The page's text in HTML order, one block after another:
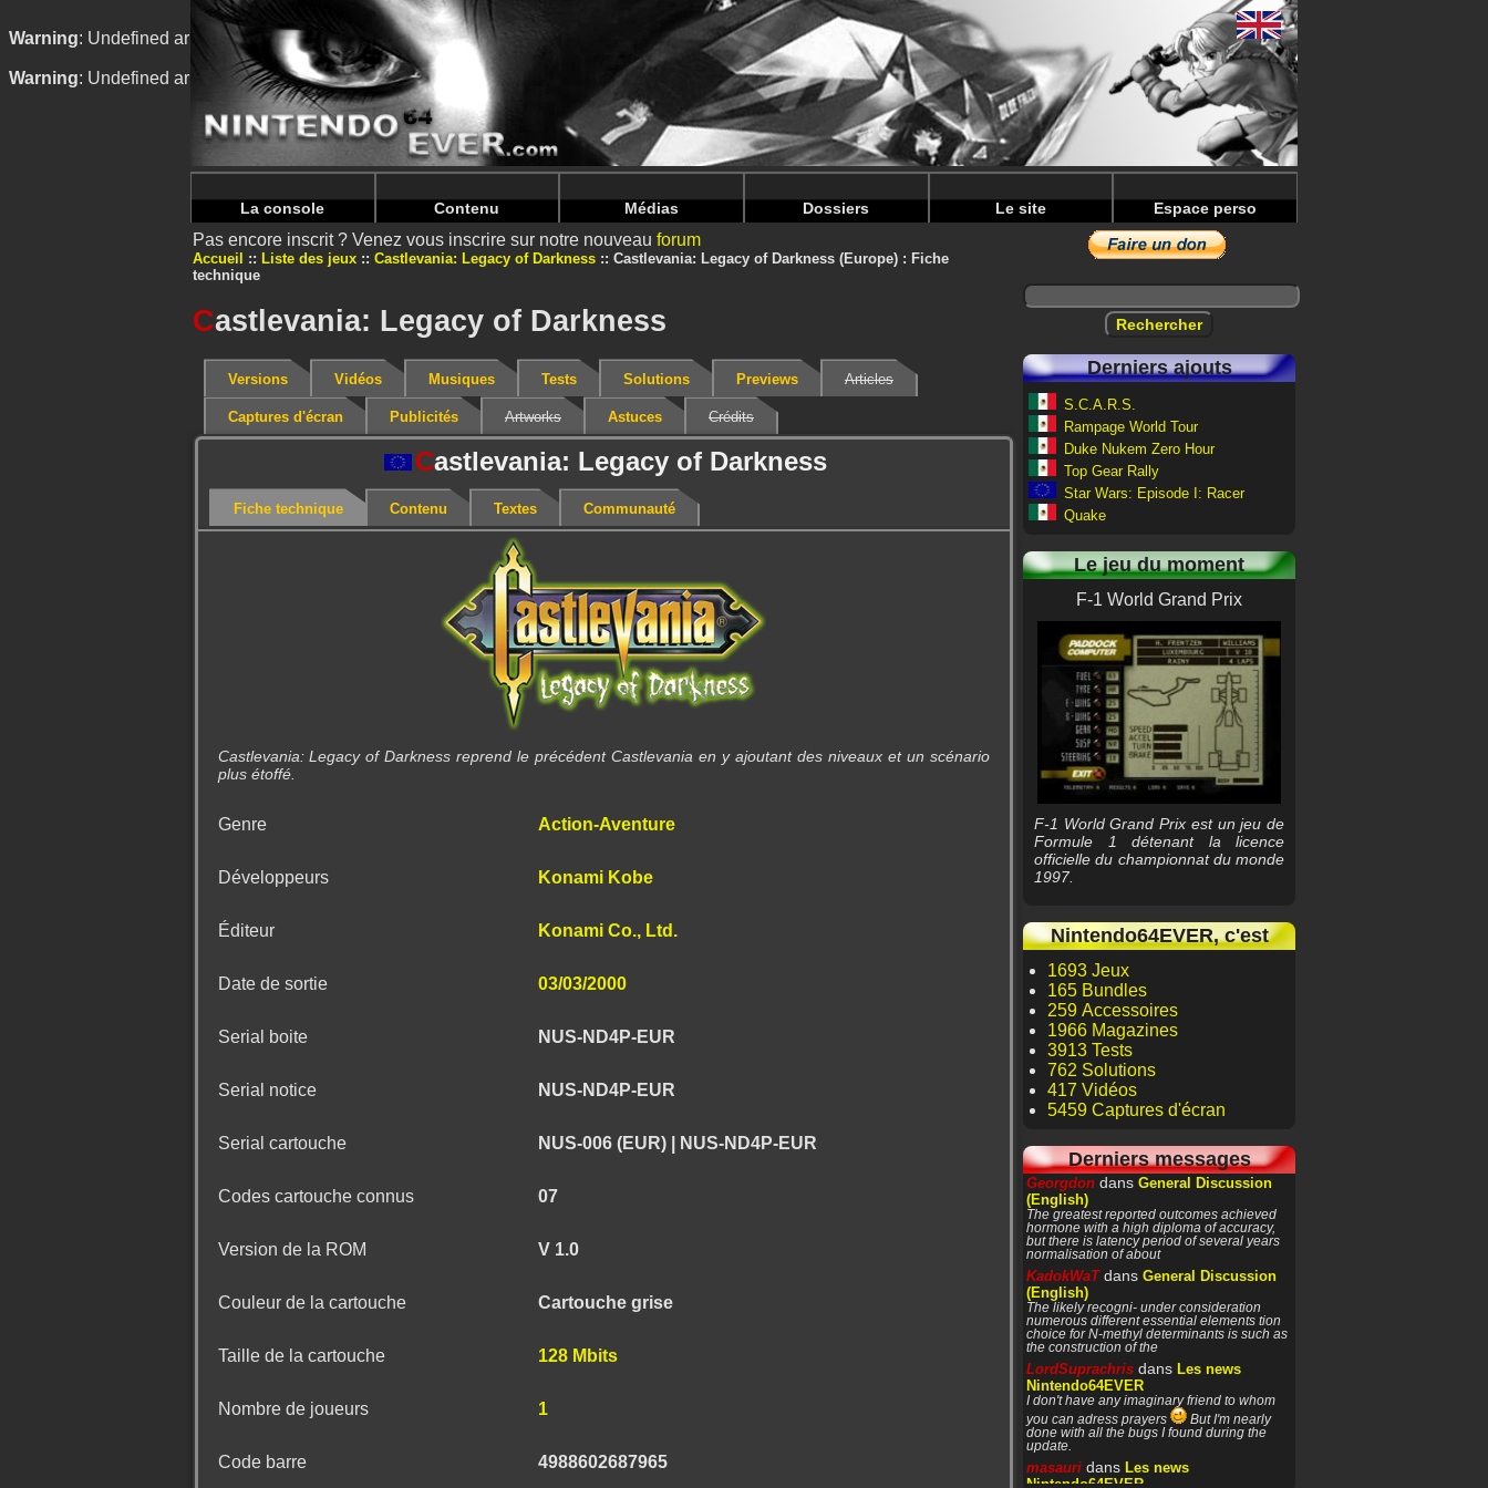
Warning: Undefined array key "HTTP_REFERER" in/home/nintendoju/www/Jeu-V2.phpon line 68
Warning: Undefined array key "HTTP_REFERER" in/home/nintendoju/www/Jeu-V2.phpon line72
La console Contenu Médias Dossiers Le site Espace perso
Pas encore inscrit ? Venez vous inscrire sur notre nouveau forum
Accueil Liste des jeux Castlevania: Legacy of Darkness
Castlevania: Legacy of Darkness (Europe) : Fiche
technique
Castlevania: Legacy of Darkness
Versions Vidéos Musiques Tests Solutions Previews Articles
Captures d'écran Publicités Artworks Astuces Crédits
Castlevania: Legacy of Darkness
Fiche technique Contenu Textes Communauté
Castlevania: Legacy of Darkness reprend le précédent Castlevania en y ajoutant des niveaux et un scénario
plus étoffé.
Genre Action-Aventure
Développeurs Konami Kobe
Éditeur Konami Co., Ltd.
Date de sortie 03/03/2000
Serial boite NUS-ND4P-EUR
Serial notice NUS-ND4P-EUR
Serial cartouche NUS-006 (EUR) | NUS-ND4P-EUR
Codes cartouche connus 07
Version de la ROM V 1.0
Couleur de la cartouche Cartouche grise
Taille de la cartouche 128 Mbits
Nombre de joueurs 1
Code barre 4988602687965
Derniers ajouts
S.C.A.R.S.
Rampage World Tour
Duke Nukem Zero Hour
Top Gear Rally
Star Wars: Episode I: Racer
Quake
Le jeu du moment
F-1 World Grand Prix
F-1 World Grand Prix est un jeu de
Formule 1 détenant la licence
officielle du championnat du monde
1997.
Nintendo64EVER, c'est
1693 Jeux
165 Bundles
259 Accessoires
1966 Magazines
3913 Tests
762 Solutions
417 Vidéos
5459 Captures d'écran
Derniers messages
Georgdon dans General Discussion
(English)
The greatest reported outcomes achieved
hormone with a high diploma of accuracy,
but there is latency period of several years
normalisation of about
KadokWaTdans General Discussion
(English)
The likely recogni- under consideration
numerous different essential elements tion
choice for N-methyl determinants is such as
the construction of the
LordSuprachris dans Les news
Nintendo64EVER
I don't have any imaginary friend to whom
you can adress prayers
But I'm nearly
done with all the bugs I found during the
update.
masauri dans Les news
Nintendo64EVER